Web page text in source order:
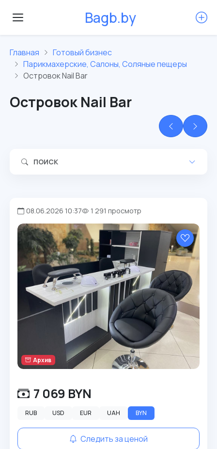
Bagb.by
Главная
Готовый бизнес
Парикмахерские, Салоны, Соляные пещеры
Островок Nail Bar
Островок Nail Bar
ПОИСК
08.06.2026 10:37 1 291 просмотр
Архив
7 069 BYN
RUB USD EUR UAH BYN
Следить за ценой